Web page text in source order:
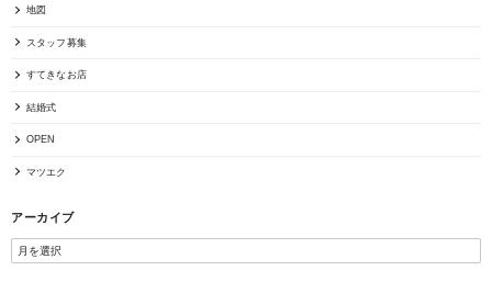
地図
スタッフ募集
すてきなお店
結婚式
OPEN
マツエク
アーカイブ